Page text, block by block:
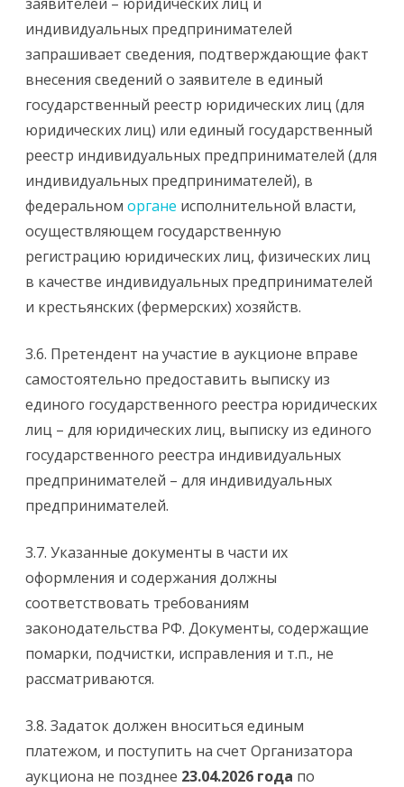
индивидуальных предпринимателей
запрашивает сведения, подтверждающие факт
внесения сведений о заявителе в единый
государственный реестр юридических лиц (для
юридических лиц) или единый государственный
реестр индивидуальных предпринимателей (для
индивидуальных предпринимателей), в
федеральном органе исполнительной власти,
осуществляющем государственную
регистрацию юридических лиц, физических лиц
в качестве индивидуальных предпринимателей
и крестьянских (фермерских) хозяйств.
3.6. Претендент на участие в аукционе вправе
самостоятельно предоставить выписку из
единого государственного реестра юридических
лиц – для юридических лиц, выписку из единого
государственного реестра индивидуальных
предпринимателей – для индивидуальных
предпринимателей.
3.7. Указанные документы в части их
оформления и содержания должны
соответствовать требованиям
законодательства РФ. Документы, содержащие
помарки, подчистки, исправления и т.п., не
рассматриваются.
3.8. Задаток должен вноситься единым
платежом, и поступить на счет Организатора
аукциона не позднее 23.04.2026 года по